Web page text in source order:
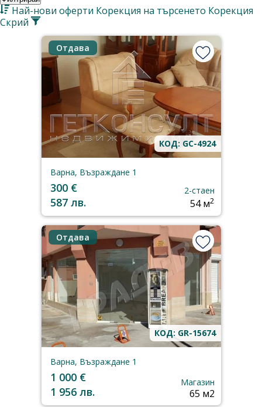
Най-нови оферти Корекция на търсенето Корекция
Скрий
Отдава
КОД: GC-4924
Варна, Възраждане 1
300 €
587 лв.
2-стаен
54 м2
Отдава
КОД: GR-15674
Варна, Възраждане 1
1 000 €
1 956 лв.
Магазин
65 м2